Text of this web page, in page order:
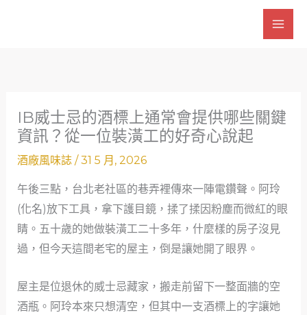
IB威士忌的酒標上通常會提供哪些關鍵
資訊？從一位裝潢工的好奇心說起
酒廠風味誌/31 5 月, 2026
午後三點，台北老社區的巷弄裡傳來一陣電鑽聲。阿玲
(化名)放下工具，拿下護目鏡，揉了揉因粉塵而微紅的眼
睛。五十歲的她做裝潢工二十多年，什麼樣的房子沒見
過，但今天這間老宅的屋主，倒是讓她開了眼界。
屋主是位退休的威士忌藏家，搬走前留下一整面牆的空
酒瓶。阿玲本來只想清空，但其中一支酒標上的字讓她